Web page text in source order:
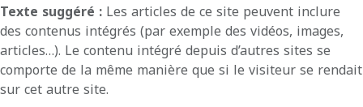
Texte suggéré :Les articles de ce site peuvent inclure
des contenus intégrés (par exemple des vidéos, images,
articles…). Le contenu intégré depuis d’autres sites se
comporte de la même manière que si le visiteur se rendait
sur cet autre site.